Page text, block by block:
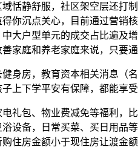
静舒服，社区架空层还打制
你沉点关心，目前通过营销
大户型单元的成交占比遍及
家庭和养老家庭来说，只要
房，教育资本相关消息（名
上下学平安有保障，都能享
包、物业费减免等福利，比
设备，日常买菜、买日用品
住房金额小于现住房让渡金